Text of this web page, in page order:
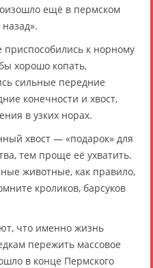
ещё в пермском
к норному
хорошо копать,
сильные передние
конечности и хвост,
в узких норах.
хвост — «подарок» для
тем проще её ухватить.
животные, как правило,
кроликов, барсуков
что именно жизнь
пережить массовое
в конце Пермского